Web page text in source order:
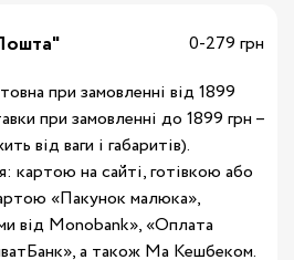
0-279 грн
при замовленні від 1899
при замовленні до 1899 грн –
від ваги і габаритів).
картою на сайті, готівкою або
«Пакунок малюка»,
від Monobank», «Оплата
а також Ма Кешбеком.